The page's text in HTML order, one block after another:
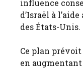
influence
d’Israël à
des États-Unis.
Ce plan prévoit
en